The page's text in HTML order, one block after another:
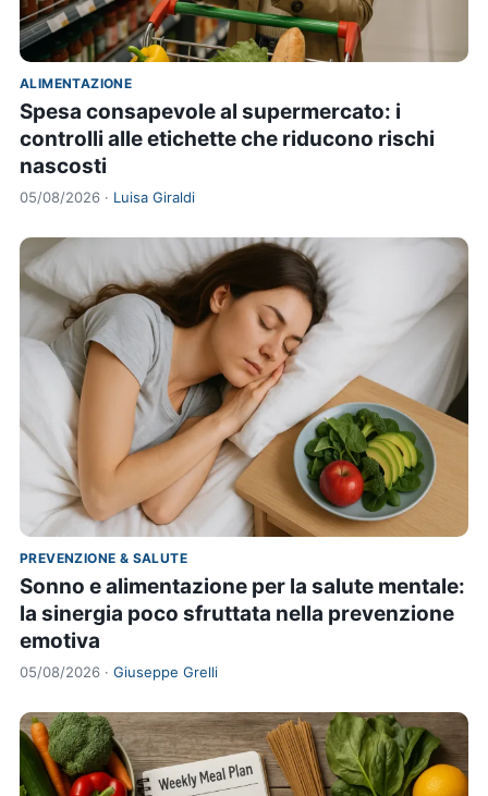
ALIMENTAZIONE
Spesa consapevole al supermercato: i
controlli alle etichette che riducono rischi
nascosti
05/08/2026 · Luisa Giraldi
PREVENZIONE & SALUTE
Sonno e alimentazione per la salute mentale:
la sinergia poco sfruttata nella prevenzione
emotiva
05/08/2026 · Giuseppe Grelli